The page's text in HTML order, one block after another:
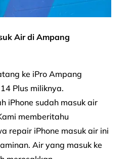
Air di Ampang
ke iPro Ampang
Plus miliknya.
iPhone sudah masuk air
memberitahu
repair iPhone masuk air ini
Air yang masuk ke